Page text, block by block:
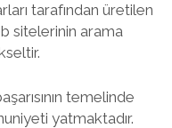
tarafından üretilen
sitelerinin arama
temelinde
yatmaktadır.